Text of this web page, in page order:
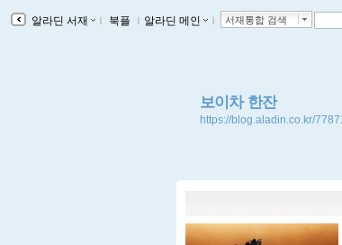
알라딘 서재 ｌ 북플 ｌ 알라딘 메인 ｌ 서재통합 검색
보이차 한잔
https://blog.aladin.co.kr/